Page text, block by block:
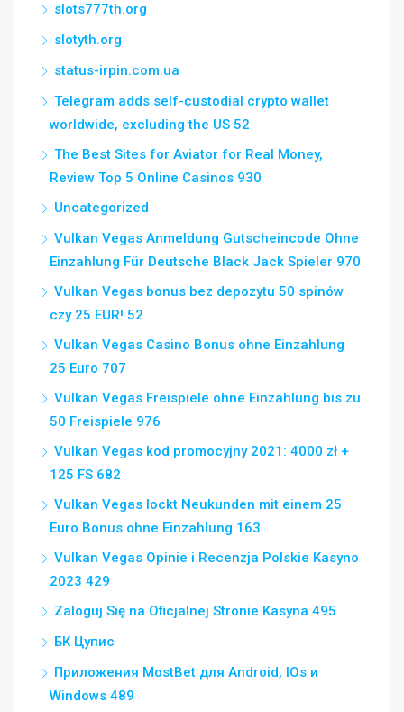
slots777th.org
slotyth.org
status-irpin.com.ua
Telegram adds self-custodial crypto wallet
worldwide, excluding the US 52
The Best Sites for Aviator for Real Money,
Review Top 5 Online Casinos 930
Uncategorized
Vulkan Vegas Anmeldung Gutscheincode Ohne
Einzahlung Für Deutsche Black Jack Spieler 970
Vulkan Vegas bonus bez depozytu 50 spinów
czy 25 EUR! 52
Vulkan Vegas Casino Bonus ohne Einzahlung
25 Euro 707
Vulkan Vegas Freispiele ohne Einzahlung bis zu
50 Freispiele 976
Vulkan Vegas kod promocyjny 2021: 4000 zł +
125 FS 682
Vulkan Vegas lockt Neukunden mit einem 25
Euro Bonus ohne Einzahlung 163
Vulkan Vegas Opinie i Recenzja Polskie Kasyno
2023 429
Zaloguj Się na Oficjalnej Stronie Kasyna 495
БК Цупис
Приложения MostBet для Android, IOs и
Windows 489